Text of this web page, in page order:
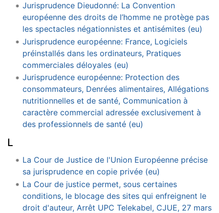
Jurisprudence Dieudonné: La Convention
européenne des droits de l’homme ne protège pas
les spectacles négationnistes et antisémites (eu)
Jurisprudence européenne: France, Logiciels
préinstallés dans les ordinateurs, Pratiques
commerciales déloyales (eu)
Jurisprudence européenne: Protection des
consommateurs, Denrées alimentaires, Allégations
nutritionnelles et de santé, Communication à
caractère commercial adressée exclusivement à
des professionnels de santé (eu)
L
La Cour de Justice de l'Union Européenne précise
sa jurisprudence en copie privée (eu)
La Cour de justice permet, sous certaines
conditions, le blocage des sites qui enfreignent le
droit d'auteur, Arrêt UPC Telekabel, CJUE, 27 mars